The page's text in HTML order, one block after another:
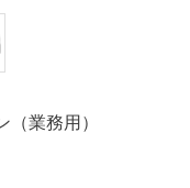
業務用）